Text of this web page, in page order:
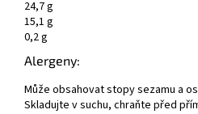
24,7 g
15,1 g
0,2 g
Alergeny:
Může obsahovat stopy sezamu a
Skladujte v suchu, chraňte před